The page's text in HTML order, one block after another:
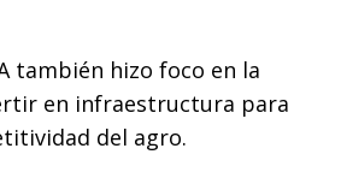
también hizo foco en la
en infraestructura para
del agro.